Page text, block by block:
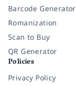
Barcode Generator
Romanization
Scan to Buy
QR Generator
Policies
Privacy Policy